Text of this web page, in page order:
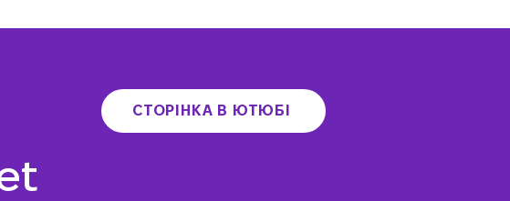
СТОРІНКА В ЮТЮБІ